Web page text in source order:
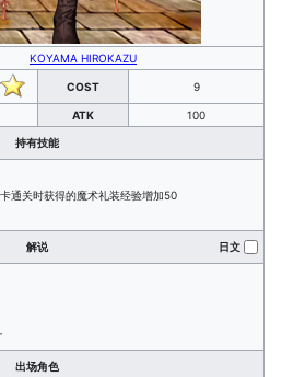
KOYAMA HIROKAZU
COST 9
ATK 100
持有技能
通关时获得的魔术礼装经验增加50
解说 日文
出场角色